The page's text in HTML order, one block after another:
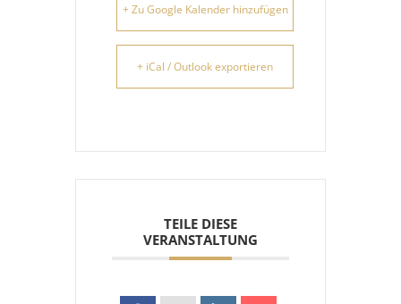
+ Zu Google Kalender hinzufügen
+ iCal / Outlook exportieren
TEILE DIESE
VERANSTALTUNG